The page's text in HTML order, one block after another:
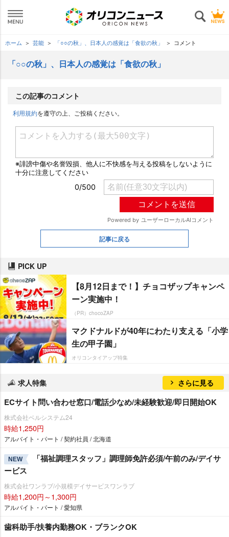
ホーム 芸能 「○○の秋」、日本人の感覚は「食欲の秋」 コメント
「○○の秋」、日本人の感覚は「食欲の秋」
この記事のコメント
利用規約を遵守の上、ご投稿ください。
記事に戻る
PICK UP
【8月12日まで！】チョコザップキャンペ
ーン実施中！
（PR）chocoZAP
マクドナルドが40年にわたり支える「小学
生の甲子園」
オリコンタイアップ特集
求人特集 さらに見る
ECサイト問い合わせ窓口/電話少なめ/未経験歓迎/即日開始OK
株式会社ベルシステム24
時給1,250円
アルバイト・パート / 契約社員 / 北海道
NEW
「福祉調理スタッフ」調理師免許必須/午前のみ/デイサ
ービス
株式会社ワンラブ/小規模デイサービスワンラブ
時給1,200円～1,300円
アルバイト・パート / 愛知県
歯科助手/扶養内勤務OK・ブランクOK